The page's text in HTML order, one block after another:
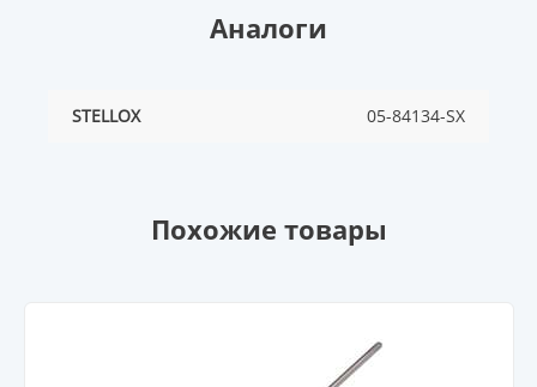
Аналоги
STELLOX 05-84134-SX
Похожие товары